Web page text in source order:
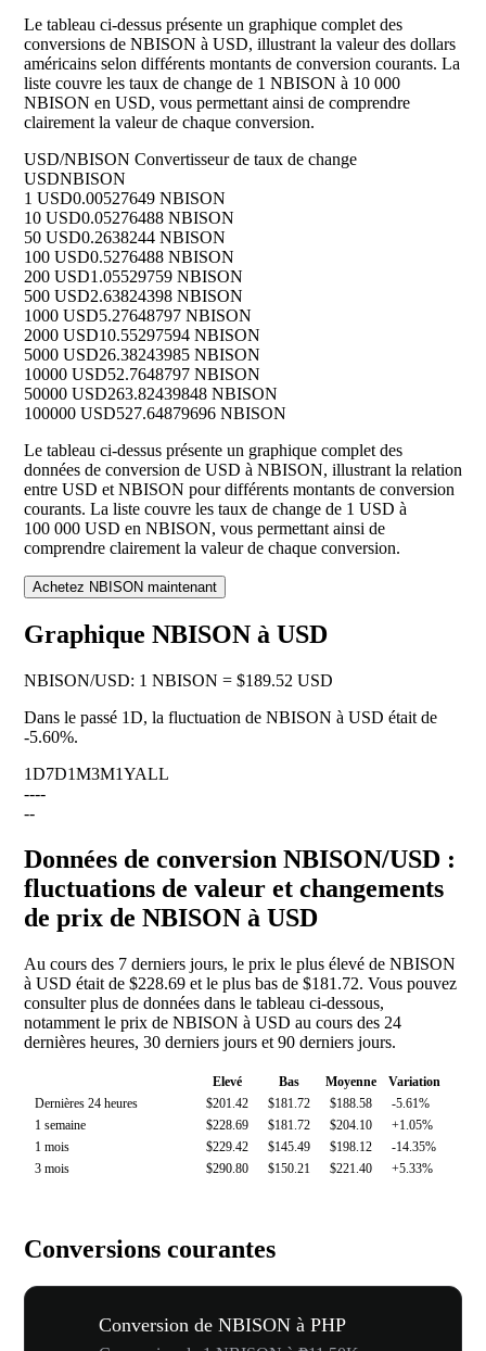
Le tableau ci-dessus présente un graphique complet des
conversions de NBISON à USD, illustrant la valeur des dollars
américains selon différents montants de conversion courants. La
liste couvre les taux de change de 1 NBISON à 10 000
NBISON en USD, vous permettant ainsi de comprendre
clairement la valeur de chaque conversion.
USD/NBISON Convertisseur de taux de change
USDNBISON
1 USD0.00527649 NBISON
10 USD0.05276488 NBISON
50 USD0.2638244 NBISON
100 USD0.5276488 NBISON
200 USD1.05529759 NBISON
500 USD2.63824398 NBISON
1000 USD5.27648797 NBISON
2000 USD10.55297594 NBISON
5000 USD26.38243985 NBISON
10000 USD52.7648797 NBISON
50000 USD263.82439848 NBISON
100000 USD527.64879696 NBISON
Le tableau ci-dessus présente un graphique complet des
données de conversion de USD à NBISON, illustrant la relation
entre USD et NBISON pour différents montants de conversion
courants. La liste couvre les taux de change de 1 USD à
100 000 USD en NBISON, vous permettant ainsi de
comprendre clairement la valeur de chaque conversion.
Achetez NBISON maintenant
Graphique NBISON à USD
NBISON/USD: 1 NBISON = $189.52 USD
Dans le passé 1D, la fluctuation de NBISON à USD était de
-5.60%.
1D7D1M3M1YALL
----
--
Données de conversion NBISON/USD :
fluctuations de valeur et changements
de prix de NBISON à USD
Au cours des 7 derniers jours, le prix le plus élevé de NBISON
à USD était de $228.69 et le plus bas de $181.72. Vous pouvez
consulter plus de données dans le tableau ci-dessous,
notamment le prix de NBISON à USD au cours des 24
dernières heures, 30 derniers jours et 90 derniers jours.
Elevé Bas Moyenne
Variation
Dernières 24 heures
$201.42 $181.72 $188.58
-5.61%
1 semaine
$228.69 $181.72 $204.10
+1.05%
1 mois
$229.42 $145.49 $198.12
-14.35%
3 mois
$290.80 $150.21 $221.40 +5.33%
Conversions courantes
Conversion de NBISON à PHP